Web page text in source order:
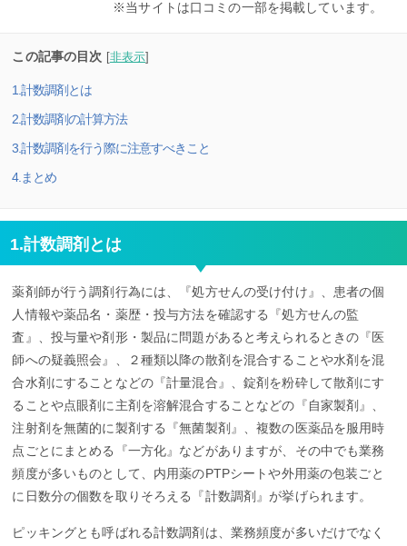
※当サイトは口コミの一部を掲載しています。
この記事の目次 [非表示]
1.計数調剤とは
2.計数調剤の計算方法
3.計数調剤を行う際に注意すべきこと
4.まとめ
1.計数調剤とは
薬剤師が行う調剤行為には、『処方せんの受け付け』、患者の個
人情報や薬品名・薬歴・投与方法を確認する『処方せんの監
査』、投与量や剤形・製品に問題があると考えられるときの『医
師への疑義照会』、２種類以降の散剤を混合することや水剤を混
合水剤にすることなどの『計量混合』、錠剤を粉砕して散剤にす
ることや点眼剤に主剤を溶解混合することなどの『自家製剤』、
注射剤を無菌的に製剤する『無菌製剤』、複数の医薬品を服用時
点ごとにまとめる『一方化』などがありますが、その中でも業務
頻度が多いものとして、内用薬のPTPシートや外用薬の包装ごと
に日数分の個数を取りそろえる『計数調剤』が挙げられます。
ピッキングとも呼ばれる計数調剤は、業務頻度が多いだけでなく